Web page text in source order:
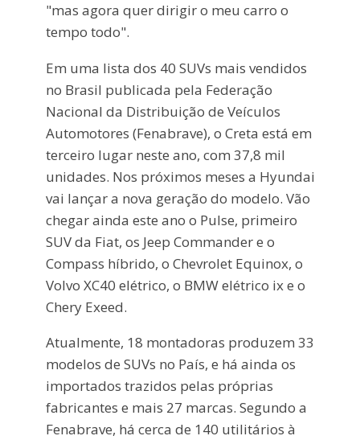
"mas agora quer dirigir o meu carro o
tempo todo".
Em uma lista dos 40 SUVs mais vendidos
no Brasil publicada pela Federação
Nacional da Distribuição de Veículos
Automotores (Fenabrave), o Creta está em
terceiro lugar neste ano, com 37,8 mil
unidades. Nos próximos meses a Hyundai
vai lançar a nova geração do modelo. Vão
chegar ainda este ano o Pulse, primeiro
SUV da Fiat, os Jeep Commander e o
Compass híbrido, o Chevrolet Equinox, o
Volvo XC40 elétrico, o BMW elétrico ix e o
Chery Exeed.
Atualmente, 18 montadoras produzem 33
modelos de SUVs no País, e há ainda os
importados trazidos pelas próprias
fabricantes e mais 27 marcas. Segundo a
Fenabrave, há cerca de 140 utilitários à